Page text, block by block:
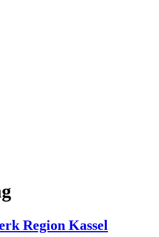
Region Kassel